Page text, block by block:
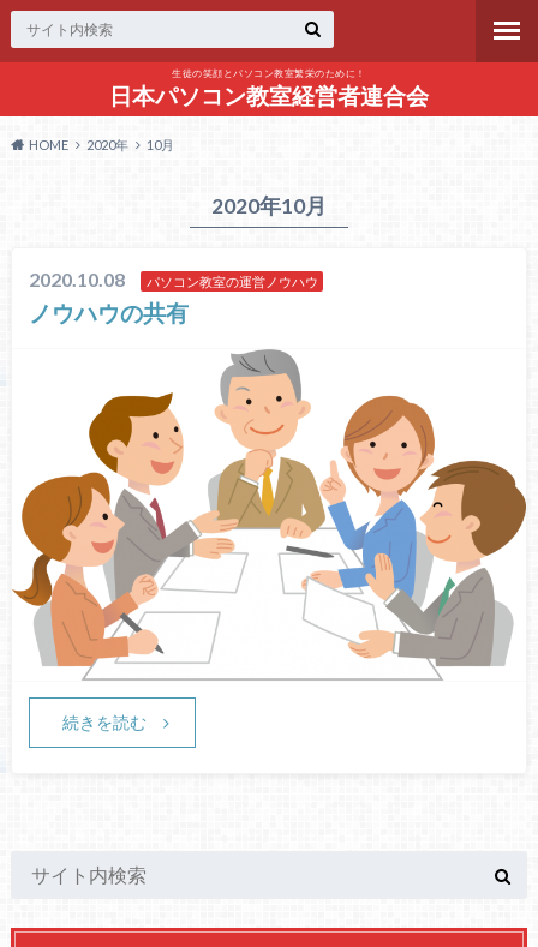
生徒の笑顔とパソコン教室繁栄のために！
日本パソコン教室経営者連合会
HOME 2020年 10月
2020年10月
2020.10.08 パソコン教室の運営ノウハウ
ノウハウの共有
続きを読む